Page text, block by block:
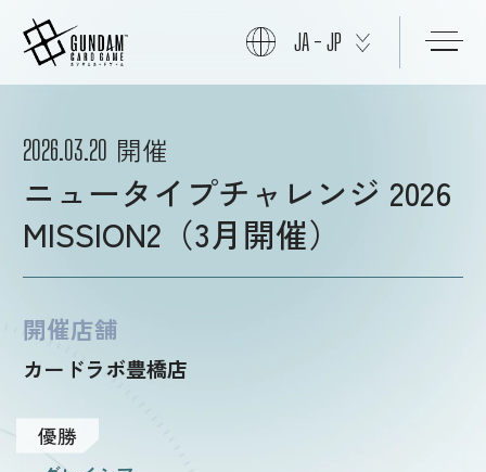
商品情報
カード
JA - JP
2026.03.20 開催
ニュータイプチャレンジ 2026
MISSION2（3月開催）
開催店舗
カードラボ豊橋店
優勝